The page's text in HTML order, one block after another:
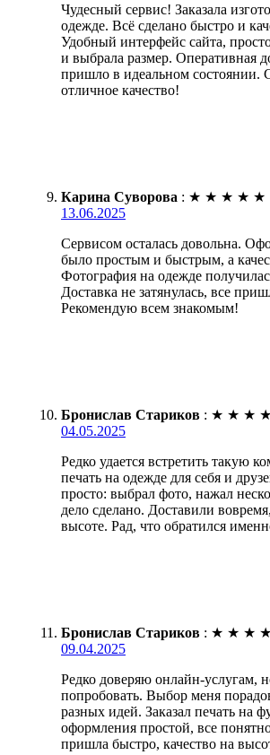
Чудесный сервис! Заказала
одежде. Всё сделано быстро и
Удобный интерфейс сайта,
и выбрала размер. Оперативная
пришло в идеальном состоянии.
отличное качество!
Карина Суворова : ★ ★ ★ ★ ★
13.06.2025
Сервисом осталась довольна.
было простым и быстрым, а
Фотография на одежде
Доставка не затянулась, все
Рекомендую всем знакомым!
Бронислав Стариков : ★ ★ ★ ★
04.05.2025
Редко удается встретить такую
печать на одежде для себя и
просто: выбрал фото, нажал
дело сделано. Доставили
высоте. Рад, что обратился
Бронислав Стариков : ★ ★ ★ ★
09.04.2025
Редко доверяю онлайн-услугам,
попробовать. Выбор меня
разных идей. Заказал печать на
оформления простой, все
пришла быстро, качество на